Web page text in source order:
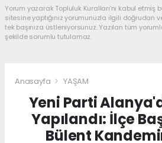
Yorum yazarak Topluluk Kuralları’nı kabul
sitesine yaptığınız yorumunuzla ilgili doğrudan
tek başınıza üstleniyorsunuz. Yazılan tüm
şekilde sorumlu tutulamaz.
Anasayfa YAŞAM
Yeni Parti
Yapılandı: İlçe
Bülent